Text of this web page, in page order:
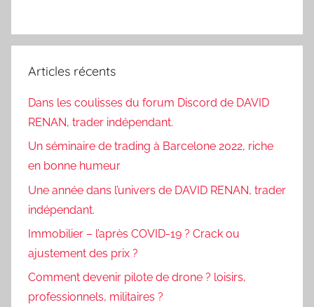
Articles récents
Dans les coulisses du forum Discord de DAVID
RENAN, trader indépendant.
Un séminaire de trading à Barcelone 2022, riche
en bonne humeur
Une année dans l’univers de DAVID RENAN, trader
indépendant.
Immobilier – l’après COVID-19 ? Crack ou
ajustement des prix ?
Comment devenir pilote de drone ? loisirs,
professionnels, militaires ?